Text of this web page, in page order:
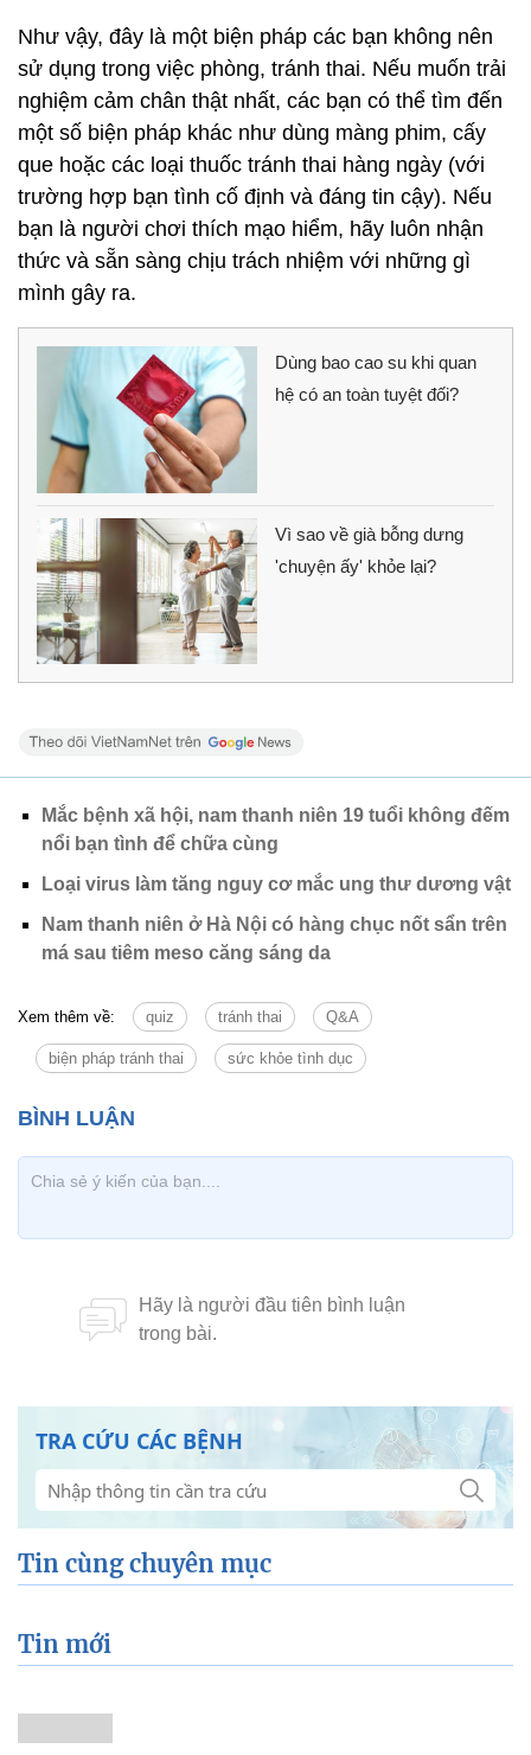
Như vậy, đây là một biện pháp các bạn không nên
sử dụng trong việc phòng, tránh thai. Nếu muốn trải
nghiệm cảm chân thật nhất, các bạn có thể tìm đến
một số biện pháp khác như dùng màng phim, cấy
que hoặc các loại thuốc tránh thai hàng ngày (với
trường hợp bạn tình cố định và đáng tin cậy). Nếu
bạn là người chơi thích mạo hiểm, hãy luôn nhận
thức và sẵn sàng chịu trách nhiệm với những gì
mình gây ra.
Dùng bao cao su khi quan
hệ có an toàn tuyệt đối?
Vì sao về già bỗng dưng
'chuyện ấy' khỏe lại?
Mắc bệnh xã hội, nam thanh niên 19 tuổi không đếm
nổi bạn tình để chữa cùng
Loại virus làm tăng nguy cơ mắc ung thư dương vật
Nam thanh niên ở Hà Nội có hàng chục nốt sẩn trên
má sau tiêm meso căng sáng da
Xem thêm về: quiz tránh thai Q&A
biện pháp tránh thai sức khỏe tình dục
TRA CỨU CÁC BỆNH
Tin cùng chuyên mục
Tin mới